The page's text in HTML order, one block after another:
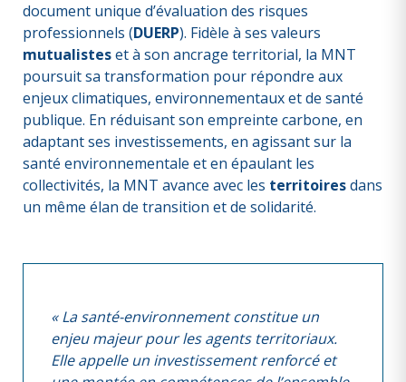
document unique d’évaluation des risques
professionnels (DUERP). Fidèle à ses valeurs
mutualisteset à son ancrage territorial, la MNT
poursuit sa transformation pour répondre aux
enjeux climatiques, environnementaux et de santé
publique. En réduisant son empreinte carbone, en
adaptant ses investissements, en agissant sur la
santé environnementale et en épaulant les
collectivités, la MNT avance avec les territoiresdans
un même élan de transition et de solidarité.
« La santé-environnement constitue un
enjeu majeur pour les agents territoriaux.
Elle appelle un investissement renforcé et